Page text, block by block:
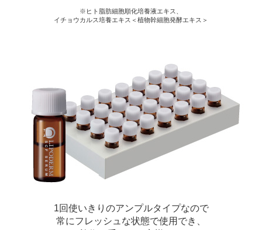
ヒト脂肪細胞順化培養液エキス、
イチョウカルス培養エキス＜植物幹細胞発酵エキス＞
1回使いきりのアンプルタイプなので
常にフレッシュな状態で使用でき、